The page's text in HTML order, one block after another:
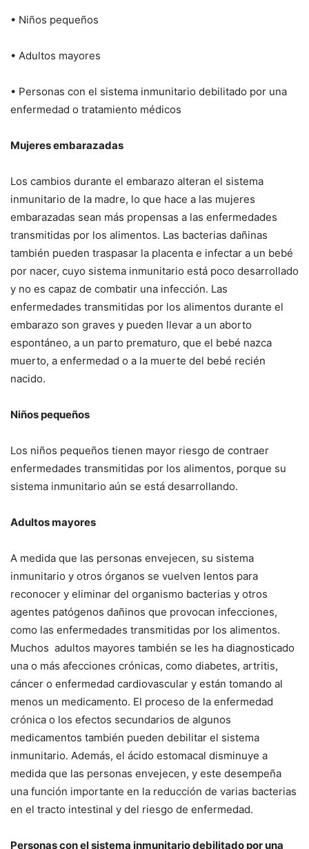
• Niños pequeños
• Adultos mayores
• Personas con el sistema inmunitario debilitado por una
enfermedad o tratamiento médicos
Mujeres embarazadas
Los cambios durante el embarazo alteran el sistema
inmunitario de la madre, lo que hace a las mujeres
embarazadas sean más propensas a las enfermedades
transmitidas por los alimentos. Las bacterias dañinas
también pueden traspasar la placenta e infectar a un bebé
por nacer, cuyo sistema inmunitario está poco desarrollado
y no es capaz de combatir una infección. Las
enfermedades transmitidas por los alimentos durante el
embarazo son graves y pueden llevar a un aborto
espontáneo, a un parto prematuro, que el bebé nazca
muerto, a enfermedad o a la muerte del bebé recién
nacido.
Niños pequeños
Los niños pequeños tienen mayor riesgo de contraer
enfermedades transmitidas por los alimentos, porque su
sistema inmunitario aún se está desarrollando.
Adultos mayores
A medida que las personas envejecen, su sistema
inmunitario y otros órganos se vuelven lentos para
reconocer y eliminar del organismo bacterias y otros
agentes patógenos dañinos que provocan infecciones,
como las enfermedades transmitidas por los alimentos.
Muchos adultos mayores también se les ha diagnosticado
una o más afecciones crónicas, como diabetes, artritis,
cáncer o enfermedad cardiovascular y están tomando al
menos un medicamento. El proceso de la enfermedad
crónica o los efectos secundarios de algunos
medicamentos también pueden debilitar el sistema
inmunitario. Además, el ácido estomacal disminuye a
medida que las personas envejecen, y este desempeña
una función importante en la reducción de varias bacterias
en el tracto intestinal y del riesgo de enfermedad.
Personas con el sistema inmunitario debilitado por una